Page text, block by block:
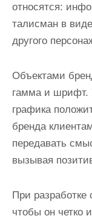
относятся:
талисман в
другого
Объектами
гамма и шрифт.
графика
бренда
передавать
вызывая
При
чтобы он четко